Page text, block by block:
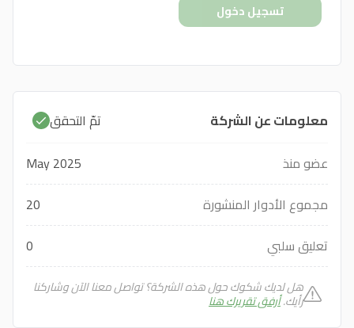
تسجيل دخول
معلومات عن الشركة
تمّ التحقق
عضو منذ
May 2025
مجموع الأدوار المنشورة
20
تعليق سلبي
0
هل لديك شكوك حول هذه الشركة؟ تواصل معنا الآن وشاركنا
رأيك.أرفق تقريرك هنا